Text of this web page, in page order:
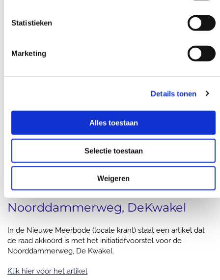
Statistieken
Marketing
Details tonen
Alles toestaan
Selectie toestaan
Weigeren
13/12/1969
Raad akkoord met
initiatiefvoorstel
Noorddammerweg, DeKwakel
In de Nieuwe Meerbode (locale krant) staat een artikel dat
de raad akko0rd is met het initiatiefvoorstel voor de
Noorddammerweg, De Kwakel.
Klik hier voor het artikel